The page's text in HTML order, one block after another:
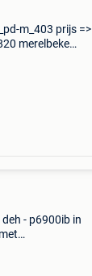
m_403 prijs =>
merelbeke
- p6900ib in